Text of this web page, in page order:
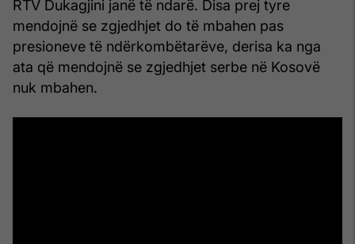
RTV Dukagjini janë të ndarë. Disa prej tyre
mendojnë se zgjedhjet do të mbahen pas
presioneve të ndërkombëtarëve, derisa ka nga
ata që mendojnë se zgjedhjet serbe në Kosovë
nuk mbahen.